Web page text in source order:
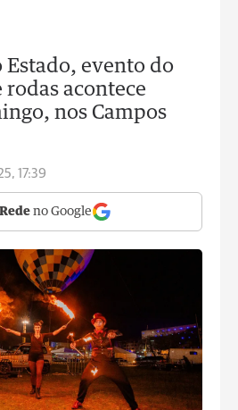
Estado, evento do
acontece
nos Campos
17:39
no Google